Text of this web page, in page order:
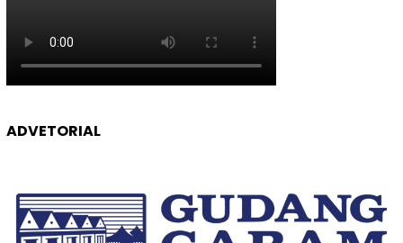
ADVETORIAL